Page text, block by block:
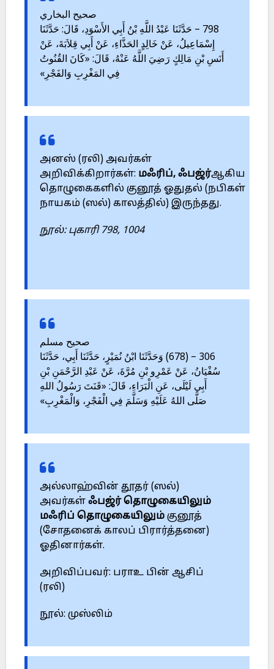
صحيح البخاري
798 – حَدَّثَنَا عَبْدُ اللَّهِ بْنُ أَبِي الأَسْوَدِ، قَالَ: حَدَّثَنَا
إِسْمَاعِيلُ، عَنْ خَالِدٍ الحَذَّاءِ، عَنْ أَبِي قِلاَبَةَ، عَنْ
أَنَسِ بْنِ مَالِكٍ رَضِيَ اللَّهُ عَنْهُ، قَالَ: «كَانَ القُنُوتُ
فِي المَغْرِبِ وَالفَجْرِ»
அனஸ் (ரலி) அவர்கள்
அறிவிக்கிறார்கள்: மஃரிப், ஃபஜ்ர்ஆகிய
தொழுகைகளில் குனூத் ஓதுதல் (நபிகள்
நாயகம் (ஸல்) காலத்தில்) இருந்தது.
நூல்: புகாரி 798, 1004
صحيح مسلم
306 – (678) وَحَدَّثَنَا ابْنُ نُمَيْرٍ، حَدَّثَنَا أَبِي، حَدَّثَنَا
سُفْيَانُ، عَنْ عَمْرِو بْنِ مُرَّةَ، عَنْ عَبْدِ الرَّحْمَنِ بْنِ
أَبِي لَيْلَى، عَنِ الْبَرَاءِ، قَالَ: «قَنَتَ رَسُولُ اللهِ
صَلَّى اللهُ عَلَيْهِ وَسَلَّمَ فِي الْفَجْرِ، وَالْمَغْرِبِ»
அல்லாஹ்வின் தூதர் (ஸல்)
அவர்கள் ஃபஜ்ர் தொழுகையிலும்
மஃரிப் தொழுகையிலும் குனூத்
(சோதனைக் காலப் பிரார்த்தனை)
ஓதினார்கள்.
அறிவிப்பவர்: பராஉ பின் ஆசிப்
(ரலி)
நூல்: முஸ்லிம்